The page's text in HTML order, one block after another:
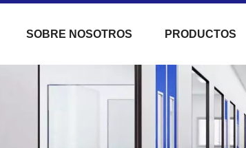
SOBRE NOSOTROS PRODUCTOS